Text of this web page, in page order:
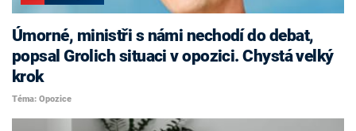
Úmorné, ministři s námi nechodí do debat,
popsal Grolich situaci v opozici. Chystá velký
krok
Téma: Opozice